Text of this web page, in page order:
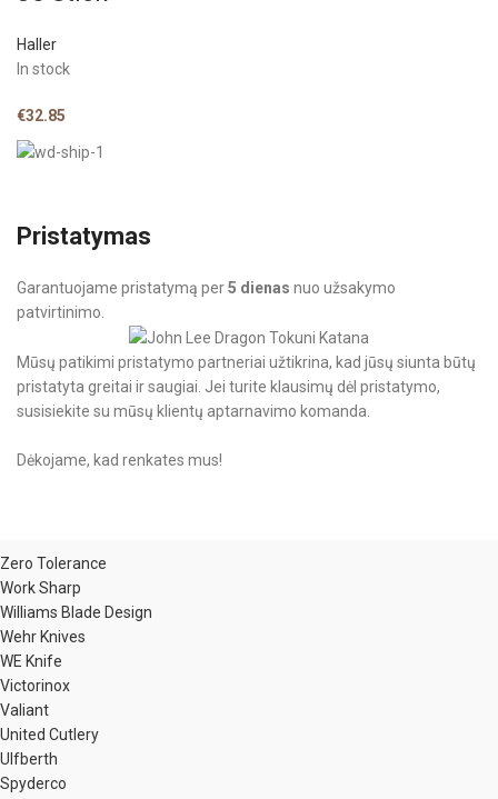
Haller
In stock
€32.85
Pristatymas
Garantuojame pristatymą per5 dienas nuo užsakymo
patvirtinimo.
Mūsų patikimi pristatymo partneriai užtikrina, kad jūsų siunta būtų
pristatyta greitai ir saugiai. Jei turite klausimų dėl pristatymo,
susisiekite su mūsų klientų aptarnavimo komanda.
Dėkojame, kad renkates mus!
Zero Tolerance
Work Sharp
Williams Blade Design
Wehr Knives
WE Knife
Victorinox
Valiant
United Cutlery
Ulfberth
Spyderco